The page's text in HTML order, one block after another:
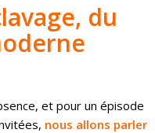
du
et pour un épisode
nous allons parler